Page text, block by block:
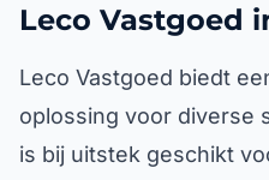
Leco Vastgoed
Leco Vastgoed biedt
oplossing voor diverse
is bij uitstek geschikt